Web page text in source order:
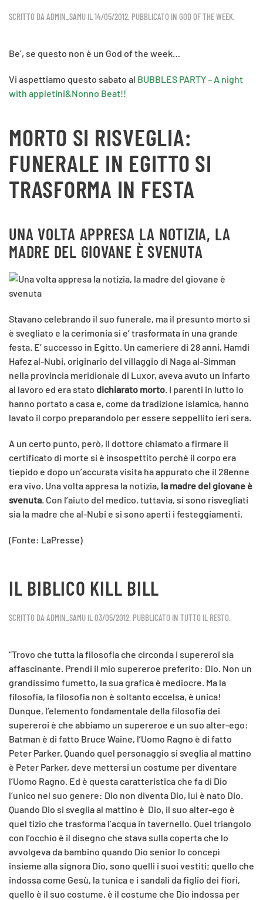
SCRITTO DA ADMIN_SAMU IL14/05/2012. PUBBLICATO IN GOD OF THE WEEK.
Be’, se questo non è un God of the week…
Vi aspettiamo questo sabato al BUBBLES PARTY – A night
with appletini&Nonno Beat!!
MORTO SI RISVEGLIA:
FUNERALE IN EGITTO SI
TRASFORMA IN FESTA
UNA VOLTA APPRESA LA NOTIZIA, LA
MADRE DEL GIOVANE È SVENUTA
Stavano celebrando il suo funerale, ma il presunto morto si
è svegliato e la cerimonia si e’ trasformata in una grande
festa. E’ successo in Egitto. Un cameriere di 28 anni, Hamdi
Hafez al-Nubi, originario del villaggio di Naga al-Simman
nella provincia meridionale di Luxor, aveva avuto un infarto
al lavoro ed era stato dichiarato morto . I parenti in lutto lo
hanno portato a casa e, come da tradizione islamica, hanno
lavato il corpo preparandolo per essere seppellito ieri sera.
A un certo punto, però, il dottore chiamato a firmare il
certificato di morte si è insospettito perché il corpo era
tiepido e dopo un’accurata visita ha appurato che il 28enne
era vivo. Una volta appresa la notizia, la madre del giovane è
svenuta . Con l’aiuto del medico, tuttavia, si sono risvegliati
sia la madre che al-Nubi e si sono aperti i festeggiamenti.
(Fonte: LaPresse)
IL BIBLICO KILL BILL
SCRITTO DA ADMIN_SAMU IL03/05/2012. PUBBLICATO IN TUTTO IL RESTO.
“Trovo che tutta la filosofia che circonda i supereroi sia
affascinante. Prendi il mio supereroe preferito: Dio. Non un
grandissimo fumetto, la sua grafica è mediocre. Ma la
filosofia, la filosofia non è soltanto eccelsa, è unica!
Dunque, l’elemento fondamentale della filosofia dei
supereroi è che abbiamo un supereroe e un suo alter-ego:
Batman è di fatto Bruce Waine, l’Uomo Ragno è di fatto
Peter Parker. Quando quel personaggio si sveglia al mattino
è Peter Parker, deve mettersi un costume per diventare
l’Uomo Ragno. Ed è questa caratteristica che fa di Dio
l’unico nel suo genere: Dio non diventa Dio, lui è nato Dio.
Quando Dio si sveglia al mattino è Dio, il suo alter-ego è
quel tizio che trasforma l’acqua in tavernello. Quel triangolo
con l’occhio è il disegno che stava sulla coperta che lo
avvolgeva da bambino quando Dio senior lo concepì
insieme alla signora Dio, sono quelli i suoi vestiti; quello che
indossa come Gesù, la tunica e i sandali da figlio dei fiori,
quello è il suo costume, è il costume che Dio indossa per